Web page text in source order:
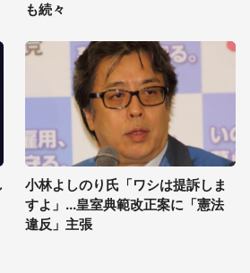
も続々
小林よしのり氏「ワシは提訴しま
すよ」...皇室典範改正案に「憲法
違反」主張